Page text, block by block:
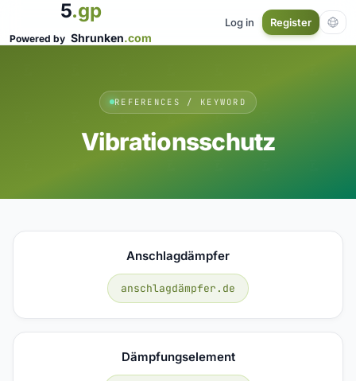
5.gp
Powered by Shrunken.com
Log in Register
REFERENCES / KEYWORD
Vibrationsschutz
Anschlagdämpfer
anschlagdämpfer.de
Dämpfungselement